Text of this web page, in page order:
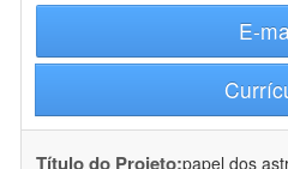
E-
Título do Projeto:papel dos